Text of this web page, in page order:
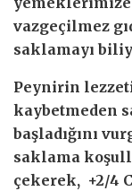
vazgeçilmez
saklamayı
Peynirin
kaybetmeden
başladığını
saklama
çekerek, +2/4